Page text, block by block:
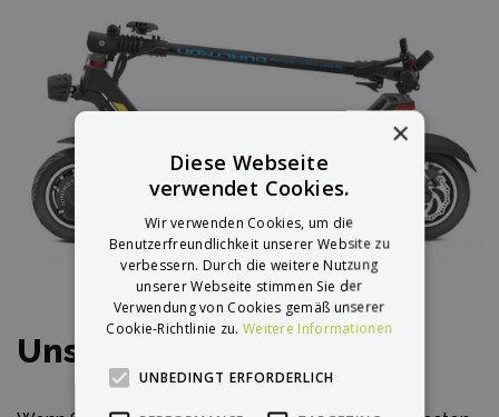
Unsere Wertung
×
Diese Webseite
verwendet Cookies.
Wir verwenden Cookies, um die
Benutzerfreundlichkeit unserer Website zu
verbessern. Durch die weitere Nutzung
unserer Webseite stimmen Sie der
Verwendung von Cookies gemäß unserer
Cookie-Richtlinie zu.Weitere Informationen
UNBEDINGT ERFORDERLICH